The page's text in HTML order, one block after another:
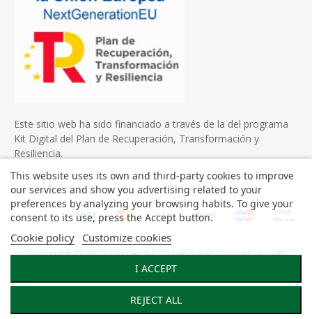
Este sitio web ha sido financiado a través de la del programa
Kit Digital del Plan de Recuperación, Transformación y
Resiliencia.
Copyright © 2022 Onulec S.L. Diseño webOnlinehuelva®
This website uses its own and third-party cookies to improve
our services and show you advertising related to your
preferences by analyzing your browsing habits. To give your
consent to its use, press the Accept button.
Cookie policy Customize cookies
REJECT ALL
I ACCEPT